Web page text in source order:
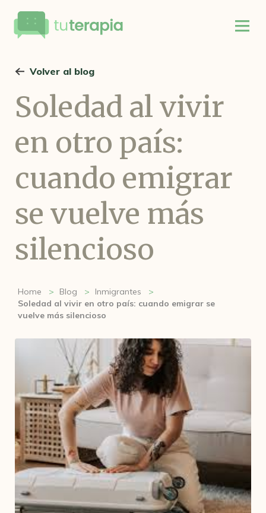
Volver al blog
Soledad al vivir
en otro país:
cuando emigrar
se vuelve más
silencioso
Home Blog
Inmigrantes
Soledad al vivir en otro país: cuando emigrar se
vuelve más silencioso